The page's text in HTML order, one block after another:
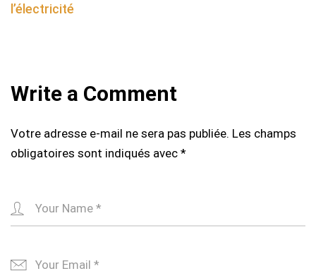
l’électricité
Write a Comment
Votre adresse e-mail ne sera pas publiée. Les champs
obligatoires sont indiqués avec *